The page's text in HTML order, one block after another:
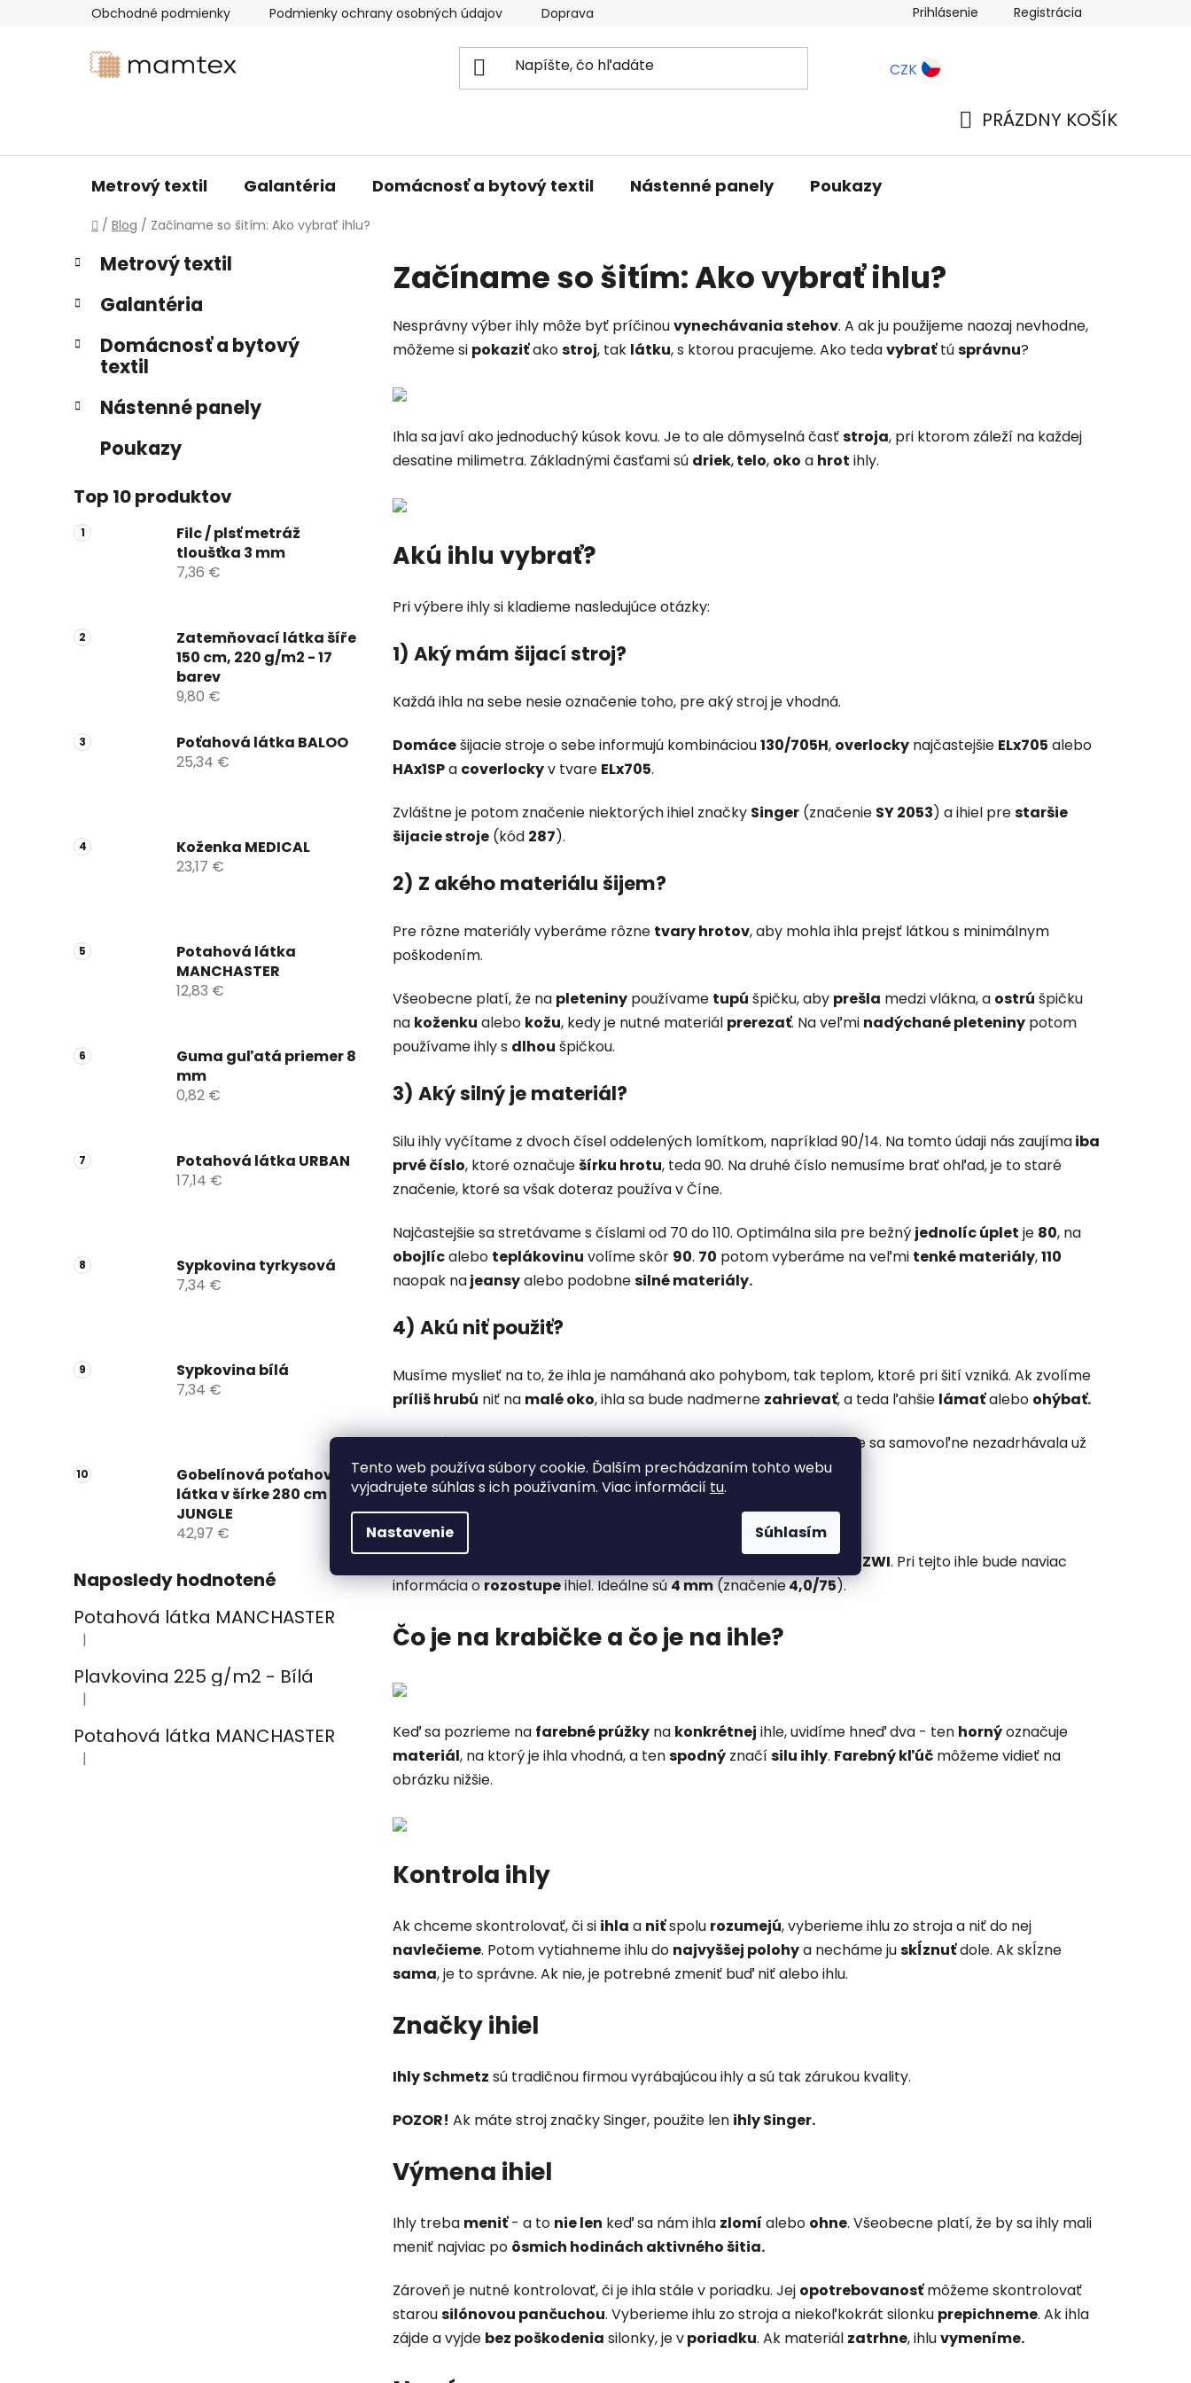
Tento web používa súbory cookie. Ďalším prechádzaním tohto webu
vyjadrujete súhlas s ich používaním. Viac informácií tu.
Nastavenie Súhlasím
Obchodné podmienky Podmienky ochrany osobných údajov Doprava a platba Blog
Prihlásenie Registrácia
CZK
PRÁZDNY KOŠÍK
Metrový textil Galantéria Domácnosť a bytový textil Nástenné panely Poukazy
Domov
/ Blog / Začíname so šitím: Ako vybrať ihlu?
B
o
č
ý
n
Preskočiť
kategórie
K
a
e
ó
e
Metrový textil
Galantéria
Domácnosť a bytový
textil
Nástenné panely
Poukazy
Top 10 produktov
Filc / plsť metráž
tloušťka 3 mm
7,36 €
Zatemňovací látka šíře
150 cm, 220 g/m2 - 17
barev
9,80 €
Poťahová látka BALOO
25,34 €
Koženka MEDICAL
23,17 €
Potahová látka
MANCHASTER
12,83 €
Guma guľatá priemer 8
mm
0,82 €
Potahová látka URBAN
17,14 €
Sypkovina tyrkysová
7,34 €
Sypkovina bílá
7,34 €
Gobelínová poťahová
látka v šírke 280 cm
JUNGLE
42,97 €
Naposledy hodnotené
Potahová látka MANCHASTER
Hodnotenie produktu je 2 z 5 hviezdičiek.
|
Plavkovina 225 g/m2 - Bílá
Hodnotenie produktu je 4 z 5 hviezdičiek.
|
Potahová látka MANCHASTER
Hodnotenie produktu je 5 z 5 hviezdičiek.
|
Začíname so šitím: Ako vybrať ihlu?
Nesprávny výber ihly môže byť príčinouvynechávania stehov. A ak ju použijeme naozaj nevhodne,
môžeme si pokaziťakostroj, tak látku, s ktorou pracujeme. Ako tedavybraťtúsprávnu?
Ihla sa javí ako jednoduchý kúsok kovu. Je to ale dômyselná časťstroja, pri ktorom záleží na každej
desatine milimetra. Základnými časťami sú driek,telo, oko a hrot ihly.
Akú ihlu vybrať?
Pri výbere ihly si kladieme nasledujúce otázky:
1) Aký mám šijací stroj?
Každá ihla na sebe nesie označenie toho, pre aký stroj je vhodná.
Domácešijacie stroje o sebe informujú kombináciou130/705H, overlocky najčastejšie ELx705 alebo
HAx1SPa coverlockyv tvare ELx705.
Zvláštne je potom značenie niektorých ihiel značky Singer (značenie SY 2053) a ihiel prestaršie
šijacie stroje (kód 287).
2) Z akého materiálu šijem?
Pre rôzne materiály vyberáme rôzne tvary hrotov, aby mohla ihla prejsť látkou s minimálnym
poškodením.
Všeobecne platí, že na pleteniny používame tupú špičku, aby prešla medzi vlákna, a ostrú špičku
na koženku alebo kožu, kedy je nutné materiál prerezať. Na veľmi nadýchané pleteniny potom
používame ihly s dlhou špičkou.
3) Aký silný je materiál?
Silu ihly vyčítame z dvoch čísel oddelených lomítkom, napríklad 90/14. Na tomto údaji nás zaujímaiba
prvé číslo, ktoré označuješírku hrotu, teda 90. Na druhé číslo nemusíme brať ohľad, je to staré
značenie, ktoré sa však doteraz používa v Číne.
Najčastejšie sa stretávame s číslami od 70 do 110. Optimálna sila pre bežný jednolíc úplet je 80, na
obojlícalebo teplákovinu volíme skôr 90. 70 potom vyberáme na veľmi tenké materiály,110
naopak najeansyalebo podobnesilné materiály.
4) Akú niť použiť?
Musíme myslieť na to, že ihla je namáhaná ako pohybom, tak teplom, ktoré pri šití vzniká. Ak zvolíme
príliš hrubú niť na malé oko, ihla sa bude nadmerne zahrievať, a teda ľahšie lámaťalebo ohýbať.
Dôležité je tiež zvoliť kvalitnú niť, aby bola dostatočne hladká a v ihle sa samovoľne nezadrhávala už
od začiatku. Skvelé súnite od firmy Hard.
5) A čo šitie dvojihlou?
130/705 H-S ZWI. Pri tejto ihle bude naviac
informácia orozostupeihiel. Ideálne sú4 mm(značenie4,0/75).
Čo je na krabičke a čo je na ihle?
Keď sa pozrieme na farebné prúžky na konkrétnej ihle, uvidíme hneď dva - ten hornýoznačuje
materiál, na ktorý je ihla vhodná, a tenspodný značísilu ihly. Farebný kľúč môžeme vidieť na
obrázku nižšie.
Kontrola ihly
Ak chceme skontrolovať, či si ihla a niťspolu rozumejú, vyberieme ihlu zo stroja a niť do nej
navlečieme. Potom vytiahneme ihlu do najvyššej polohya necháme juskĺznuťdole. Ak skĺzne
sama, je to správne. Ak nie, je potrebné zmeniť buď niť alebo ihlu.
Značky ihiel
Ihly Schmetz sú tradičnou firmou vyrábajúcou ihly a sú tak zárukou kvality.
POZOR! Ak máte stroj značky Singer, použite len ihly Singer.
Výmena ihiel
Ihly treba meniť- a to nie len keď sa nám ihla zlomí alebo ohne. Všeobecne platí, že by sa ihly mali
meniť najviac po ôsmich hodinách aktivného šitia.
Zároveň je nutné kontrolovať, či je ihla stále v poriadku. Jej opotrebovanosťmôžeme skontrolovať
starousilónovou pančuchou. Vyberieme ihlu zo stroja a niekoľkokrát silonku prepichneme. Ak ihla
zájde a vyjde bez poškodenia silonky, je vporiadku. Ak materiál zatrhne, ihluvymeníme.